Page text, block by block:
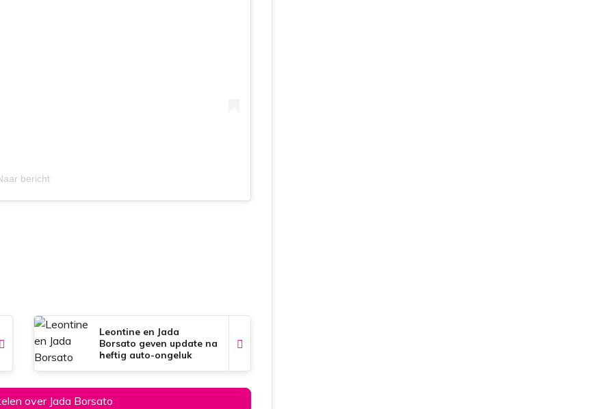
bericht
Leontine en Jada
Borsato geven update na
heftig auto-ongeluk
over Jada Borsato